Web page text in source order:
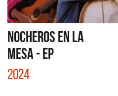
NOCHEROS EN LA
MESA - EP
2024